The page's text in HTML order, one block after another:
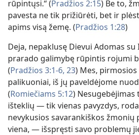
rūpintųsi.“ (Pradžios 2:15) Be to,
pavesta ne tik prižiūrėti, bet ir
apims visą žemę. (Pradžios 1:28)
Deja, nepaklusę Dievui Adomas
prarado galimybę rūpintis rojumi
(Pradžios 3:1-6, 23) Mes,
palikuoniai, iš jų paveldėjome
(Romiečiams 5:12)
išteklių — tik vienas pavyzdys,
nevykusios savarankiškos žmonių
viena, — išspręsti savo problemų